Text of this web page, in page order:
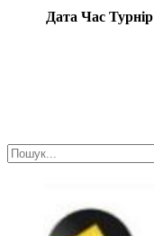
Дата Час Турнір